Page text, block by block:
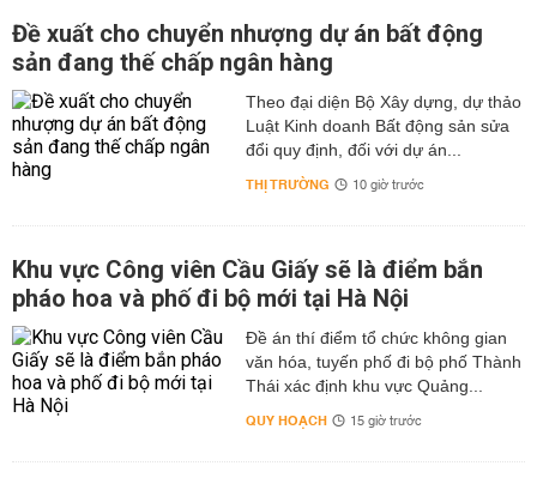
Đề xuất cho chuyển nhượng dự án bất động
sản đang thế chấp ngân hàng
Theo đại diện Bộ Xây dựng, dự thảo
Luật Kinh doanh Bất động sản sửa
đổi quy định, đối với dự án...
THỊ TRƯỜNG 10 giờ trước
Khu vực Công viên Cầu Giấy sẽ là điểm bắn
pháo hoa và phố đi bộ mới tại Hà Nội
Đề án thí điểm tổ chức không gian
văn hóa, tuyến phố đi bộ phố Thành
Thái xác định khu vực Quảng...
QUY HOẠCH 15 giờ trước